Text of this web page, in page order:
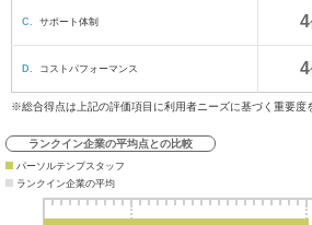
C. サポート体制 4
D. コストパフォーマンス 4
※総合得点は上記の評価項目に利用者ニーズに基づく重要度
ランクイン企業の平均点との比較
パーソルテンプスタッフ
ランクイン企業の平均